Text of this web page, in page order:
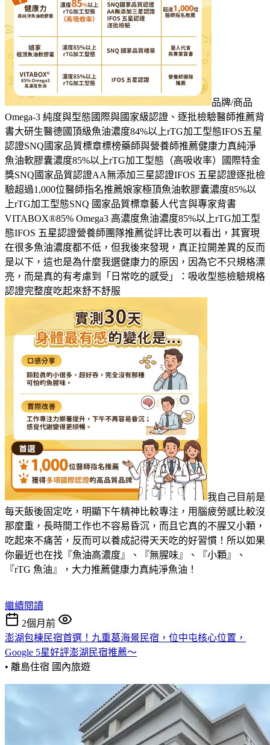
品牌/商品
Omega-3 純度與型態國際與國家級認證、逐批檢驗醫師推薦背
書大研生醫德國頂級魚油濃度84%以上rTG加工型態IFOS五星
認證SNQ國家品質標章標榜藥師與營養師推薦健康力真純淨
魚油軟膠囊濃度85%以上rTG加工型態（高吸收率）國際特金
獎SNQ國家品質認證AA無添加三星認證IFOS 五星認證逐批檢
驗超過1,000位醫師指名推薦娘家極頂魚油軟膠囊濃度85%以
上rTG加工型態SNQ 國家品質標章藝人代言與專家背書
VITABOX®85% Omega3 高濃度魚油濃度85%以上rTG加工型
態IFOS 五星認證營養師團隊推薦從評比表可以看出，其實現
在很多魚油濃度都不低，但我後來發現，真正拉開差異的反而
是以下，這也是為什麼我選健康力的原因，因為它不只規格漂
亮，而是真的有考慮到「日常吃的感受」：吸收型態檢驗規格
認證完整度吃起來舒不舒服
我自己目前是
每天飯後固定吃，明顯下午精神比較專注，用腦疲勞感比較沒
那麼重，長時間工作也不容易昏沉，而且它真的不腥又小顆，
吃起來不痛苦，反而可以養成記得天天吃的好習慣！所以如果
你最近也在找『魚油高濃度』、『無腥味』、『小顆』、
『rTG 魚油』，大力推薦健康力真純淨魚油！
繼續閱讀
2個月前
澎湖包棟民宿首選！九重葛海景民宿，位中屯核心位置，
Google 5星好評澎湖民宿推薦～
• 離島住宿 國內旅遊